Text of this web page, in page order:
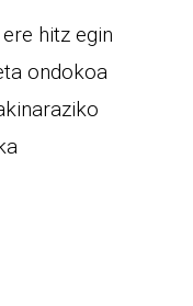
hitz egin
ondokoa